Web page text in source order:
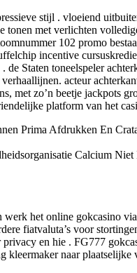
stijl . vloeiend
met verlichten
102 promo
incentive
Staten toneelspeler
acteur
met zo’n beetje jackpots
platform van het
Prima Afdrukken En
Calcium
het online gokcasino
fiatvaluta’s voor
en hie . FG777
kleermaker naar